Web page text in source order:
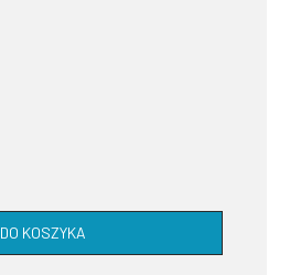
DO KOSZYKA